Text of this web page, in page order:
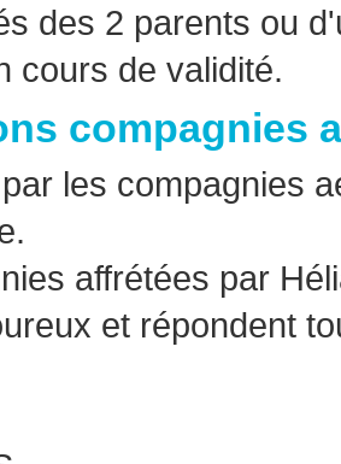
des 2 parents ou
cours de validité.
compagnies
les compagnies
affrétées par
et répondent